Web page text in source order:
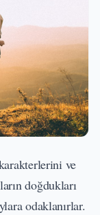
ve
doğdukları
odaklanırlar.